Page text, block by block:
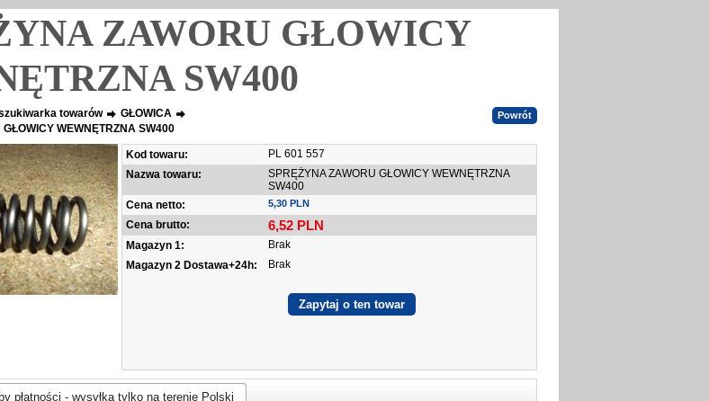
ZAWORU GŁOWICY
SW400
towarów
GŁOWICA
WEWNĘTRZNA SW400
Kod towaru:
PL 601 557
Nazwa towaru:
SPRĘŻYNA ZAWORU GŁOWICY WEWNĘTRZNA
SW400
Cena netto:
5,30 PLN
Cena brutto: 6,52 PLN
Magazyn 1:
Brak
Magazyn 2 Dostawa+24h:
Brak
płatności - wysyłka tylko na terenie Polski